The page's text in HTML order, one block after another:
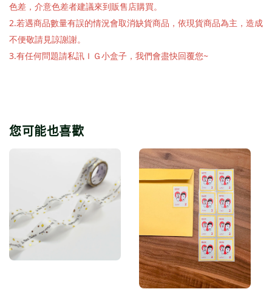
色差，介意色差者建議來到販售店購買。
2.若遇商品數量有誤的情況會取消缺貨商品，依現貨商品為主，造成
不便敬請見諒謝謝。
3.有任何問題請私訊ＩＧ小盒子，我們會盡快回覆您~
您可能也喜歡